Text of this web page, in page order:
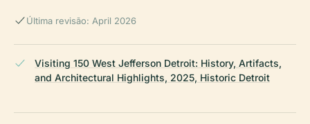
Última revisão: April 2026
Visiting 150 West Jefferson Detroit: History, Artifacts,
and Architectural Highlights, 2025, Historic Detroit